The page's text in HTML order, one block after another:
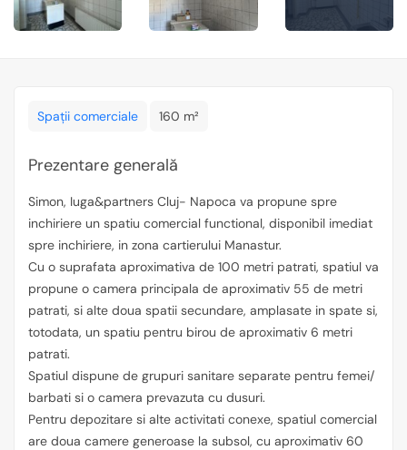
Spații comerciale 160 m²
Prezentare generală
Simon, Iuga&partners Cluj- Napoca va propune spre
inchiriere un spatiu comercial functional, disponibil imediat
spre inchiriere, in zona cartierului Manastur.
Cu o suprafata aproximativa de 100 metri patrati, spatiul va
propune o camera principala de aproximativ 55 de metri
patrati, si alte doua spatii secundare, amplasate in spate si,
totodata, un spatiu pentru birou de aproximativ 6 metri
patrati.
Spatiul dispune de grupuri sanitare separate pentru femei/
barbati si o camera prevazuta cu dusuri.
Pentru depozitare si alte activitati conexe, spatiul comercial
are doua camere generoase la subsol, cu aproximativ 60